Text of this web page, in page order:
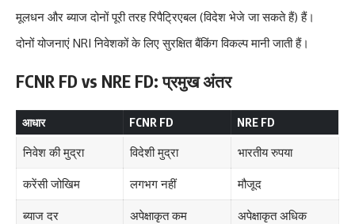
मूलधन और ब्याज दोनों पूरी तरह रिपैट्रिएबल (विदेश भेजे जा सकते हैं) हैं।
दोनों योजनाएं NRI निवेशकों के लिए सुरक्षित बैंकिंग विकल्प मानी जाती हैं।
FCNR FD vs NRE FD: प्रमुख अंतर
आधार FCNR FD NRE FD
निवेश की मुद्रा विदेशी मुद्रा भारतीय रुपया
करेंसी जोखिम लगभग नहीं मौजूद
ब्याज दर अपेक्षाकृत कम अपेक्षाकृत अधिक